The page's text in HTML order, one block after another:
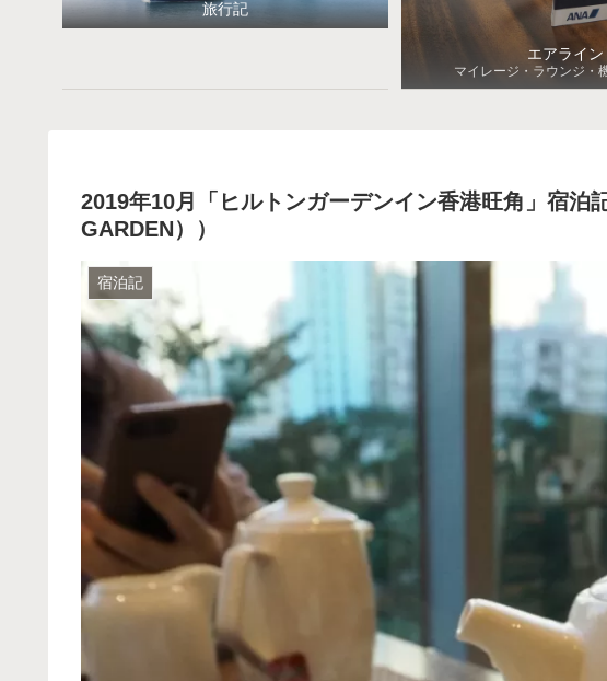
旅行記
エアライン
マイレージ・ラウンジ・
2019年10月「ヒルトンガーデンイン香港旺角」宿泊
GARDEN））
宿泊記